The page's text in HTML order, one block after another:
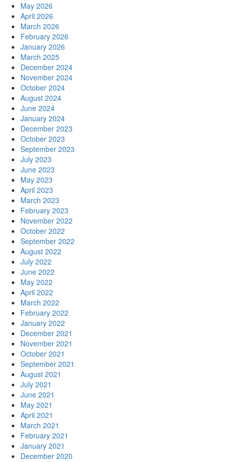
May 2026
April 2026
March 2026
February 2026
January 2026
March 2025
December 2024
November 2024
October 2024
August 2024
June 2024
January 2024
December 2023
October 2023
September 2023
July 2023
June 2023
May 2023
April 2023
March 2023
February 2023
November 2022
October 2022
September 2022
August 2022
July 2022
June 2022
May 2022
April 2022
March 2022
February 2022
January 2022
December 2021
November 2021
October 2021
September 2021
August 2021
July 2021
June 2021
May 2021
April 2021
March 2021
February 2021
January 2021
December 2020